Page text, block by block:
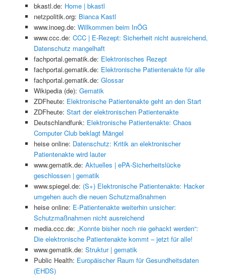
bkastl.de: Home | bkastl
netzpolitik.org: Bianca Kastl
www.inoeg.de: Willkommen beim InÖG
www.ccc.de: CCC | E-Rezept: Sicherheit nicht ausreichend,
Datenschutz mangelhaft
fachportal.gematik.de: Elektronisches Rezept
fachportal.gematik.de: Elektronische Patientenakte für alle
fachportal.gematik.de: Glossar
Wikipedia (de): Gematik
ZDFheute: Elektronische Patientenakte geht an den Start
ZDFheute: Start der elektronischen Patientenakte
Deutschlandfunk: Elektronische Patientenakte: Chaos
Computer Club beklagt Mängel
heise online: Datenschutz: Kritik an elektronischer
Patientenakte wird lauter
www.gematik.de: Aktuelles | ePA-Sicherheitslücke
geschlossen | gematik
www.spiegel.de: (S+) Elektronische Patientenakte: Hacker
umgehen auch die neuen Schutzmaßnahmen
heise online: E-Patientenakte weiterhin unsicher:
Schutzmaßnahmen nicht ausreichend
media.ccc.de: „Konnte bisher noch nie gehackt werden“:
Die elektronische Patientenakte kommt – jetzt für alle!
www.gematik.de: Struktur | gematik
Public Health: Europäischer Raum für Gesundheitsdaten
(EHDS)